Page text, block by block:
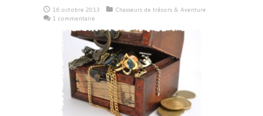
16 octobre 2013
Chasseurs de trésors & Aventure
1 commentaire